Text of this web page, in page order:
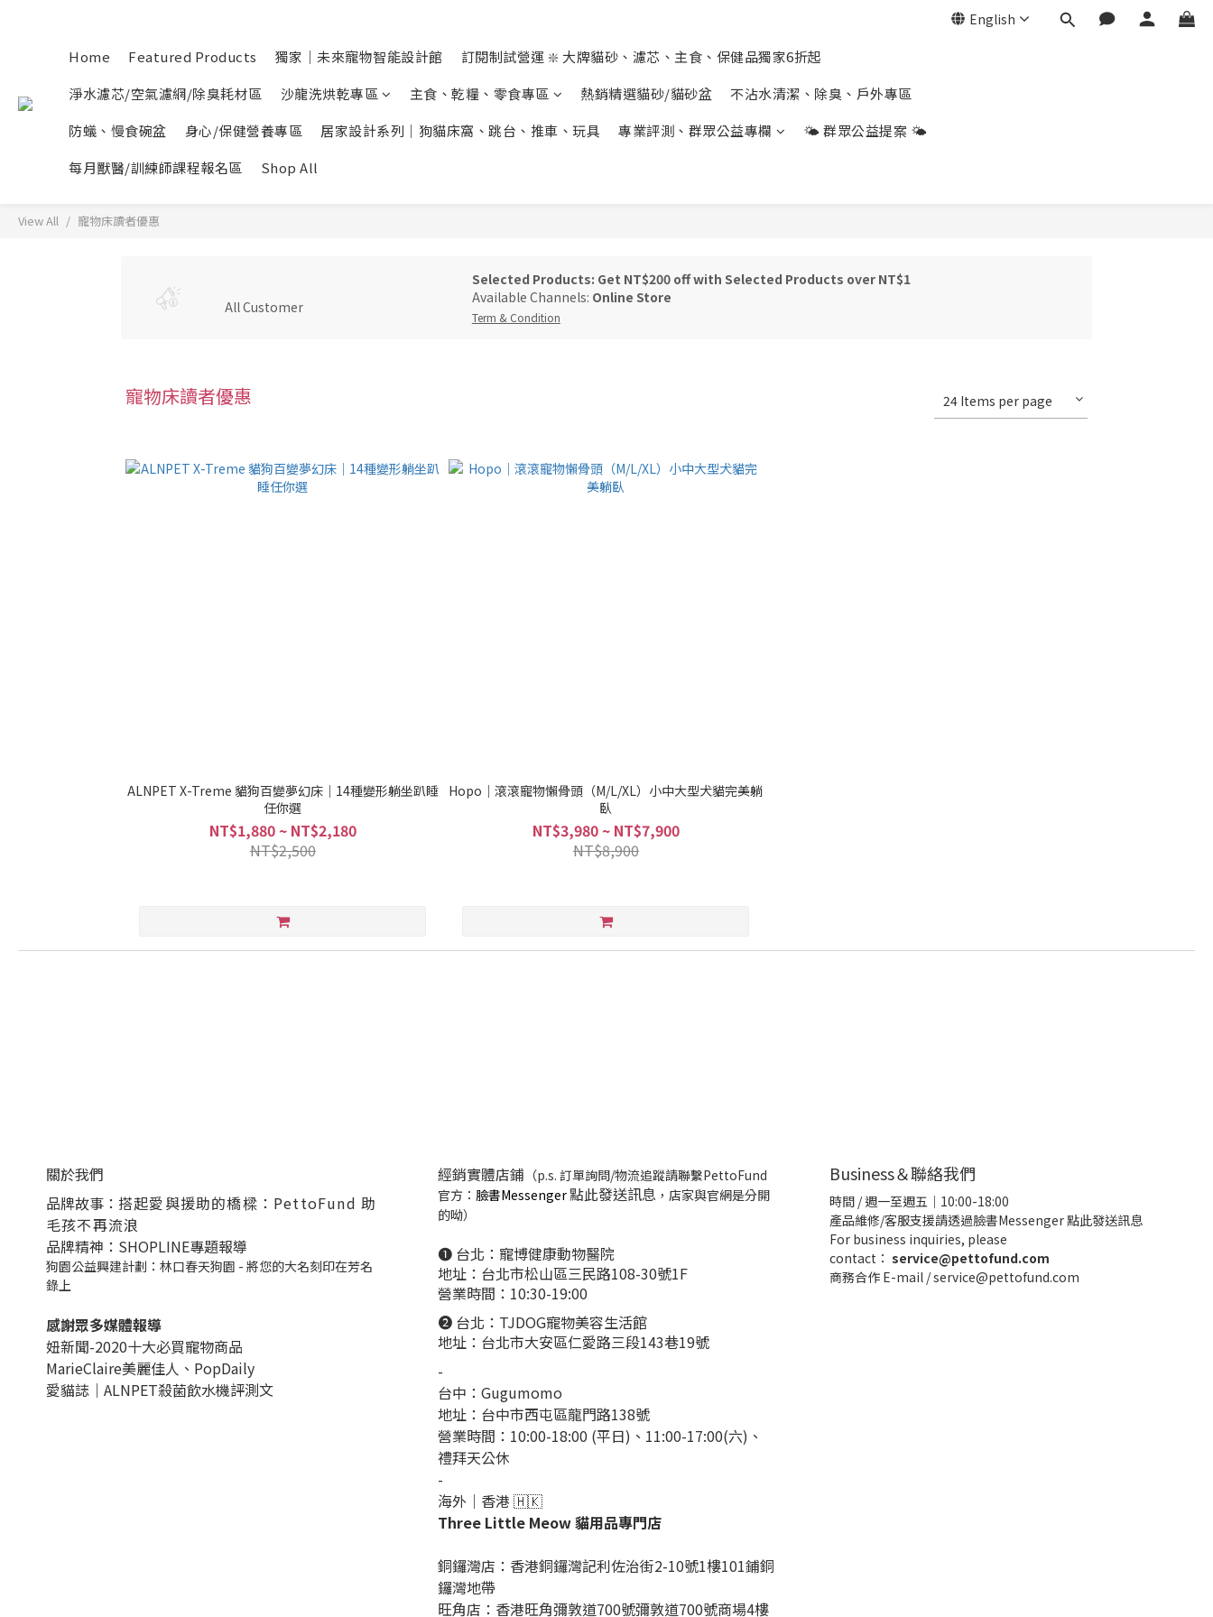
English
Home Featured Products 獨家｜未來寵物智能設計館
訂閱制試營運 ❇️ 大牌貓砂、濾芯、主食、保健品獨家6折起
淨水濾芯/空氣濾網/除臭耗材區
沙龍洗烘乾專區 主食、乾糧、零食專區 熱銷精選貓砂/貓砂盆
不沾水清潔、除臭、戶外專區
防蟻、慢食碗盆
身心/保健營養專區 居家設計系列｜狗貓床窩、跳台、推車、玩具 專業評測、群眾公益專欄
🌤️ 群眾公益提案 🌤️
每月獸醫/訓練師課程報名區
Shop All
View All 寵物床讀者優惠
All Customer
Selected Products: Get NT$200 off with Selected Products over NT$1
Available Channels: Online Store
Term & Condition
寵物床讀者優惠 24 Items per page
ALNPET X-Treme 貓狗百變夢幻床｜14種變形躺坐趴睡
任你選
NT$1,880 ~ NT$2,180
NT$2,500
Hopo｜滾滾寵物懶骨頭（M/L/XL）小中大型犬貓完美躺
臥
NT$3,980 ~ NT$7,900
NT$8,900
關於我們
品牌故事： 搭起愛與援助的橋樑：PettoFund 助
毛孩不再流浪
品牌精神：SHOPLINE專題報導
狗園公益興建計劃：林口春天狗園 - 將您的大名刻印在芳名
錄上
感謝眾多媒體報導
妞新聞-2020十大必買寵物商品
MarieClaire美麗佳人、 PopDaily
愛貓誌｜ALNPET殺菌飲水機評測文
經銷實體店鋪 （p.s. 訂單詢問/物流追蹤請聯繫PettoFund
官方： 臉書Messenger點此發送訊息 ，店家與官網是分開
的呦）
❶ 台北： 寵博健康動物醫院
地址：台北市松山區三民路108-30號1F
營業時間：10:30-19:00
❷ 台北： TJDOG寵物美容生活館
地址：台北市大安區仁愛路三段143巷19號
-
台中： Gugumomo
地址： 台中市西屯區龍門路138號
營業時間：10:00-18:00 (平日)、11:00-17:00(六)、
禮拜天公休
-
海外｜香港 🇭🇰
Three Little Meow 貓用品專門店
銅鑼灣店： 香港銅鑼灣記利佐治街2-10號1樓101鋪銅
鑼灣地帶
旺角店：香港旺角彌敦道700號彌敦道700號商場4樓
Business＆聯絡我們
時間 / 週一至週五｜10:00-18:00
產品維修/客服支援請透過臉書Messenger點此發送訊息
For business inquiries, please
contact： service@pettofund.com
商務合作 E-mail / service@pettofund.com